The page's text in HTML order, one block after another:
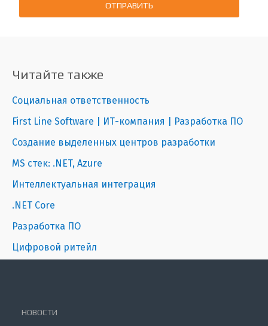
ОТПРАВИТЬ
Читайте также
Социальная ответственность
First Line Software | ИТ-компания | Разработка ПО
Создание выделенных центров разработки
MS стек: .NET, Azure
Интеллектуальная интеграция
.NET Core
Разработка ПО
Цифровой ритейл
НОВОСТИ